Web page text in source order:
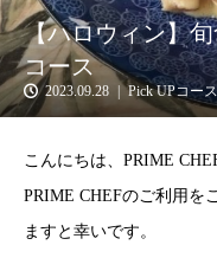
【ハロウィン】
コース
2023.09.28 Pick UPコース
こんにちは、PRIME
PRIME CHEFのご利用を
ますと幸いです。